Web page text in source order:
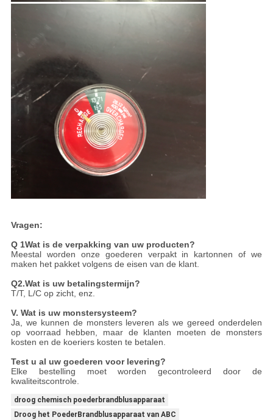
Vragen:
Q 1Wat is de verpakking van uw producten?
Meestal worden onze goederen verpakt in kartonnen of we
maken het pakket volgens de eisen van de klant.
Q2.Wat is uw betalingstermijn?
T/T, L/C op zicht, enz.
V. Wat is uw monstersysteem?
Ja, we kunnen de monsters leveren als we gereed onderdelen
op voorraad hebben, maar de klanten moeten de monsters
kosten en de koeriers kosten te betalen.
Test u al uw goederen voor levering?
Elke bestelling moet worden gecontroleerd door de
kwaliteitscontrole.
droog chemisch poederbrandblusapparaat
Droog het PoederBrandblusapparaat van ABC